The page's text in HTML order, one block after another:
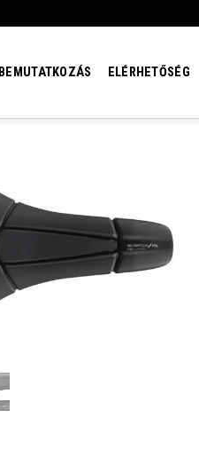
BEMUTATKOZÁS ELÉRHETŐSÉG